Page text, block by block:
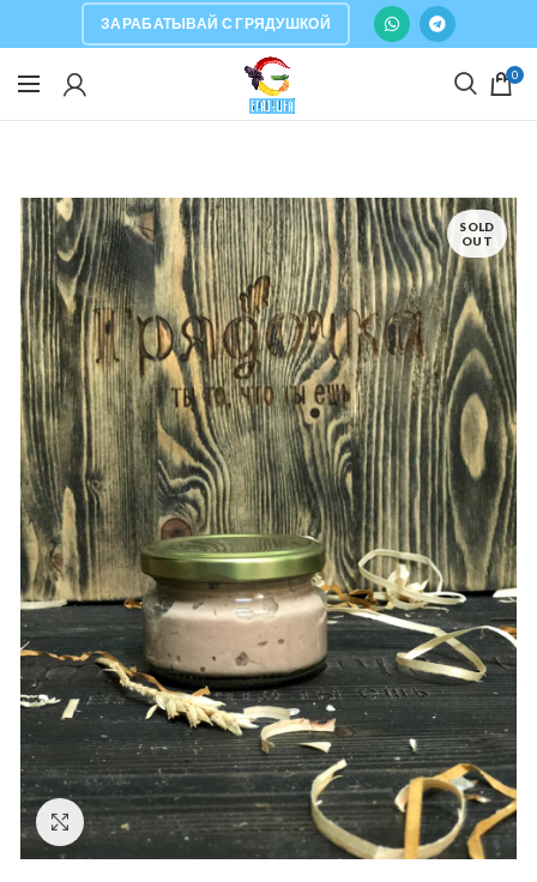
ЗАРАБАТЫВАЙ С ГРЯДУШКОЙ
0
SOLD
OUT
Click to enlarge